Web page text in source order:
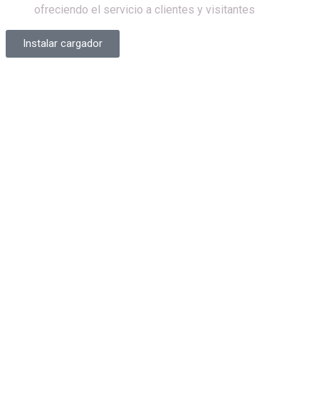
ofreciendo el servicio a clientes y visitantes
Instalar cargador